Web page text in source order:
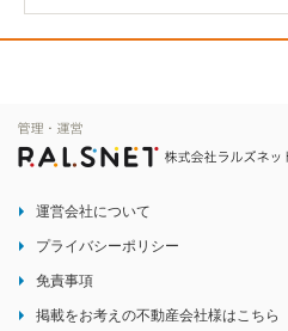
運営会社について
プライバシーポリシー
免責事項
掲載をお考えの不動産会社様はこちら